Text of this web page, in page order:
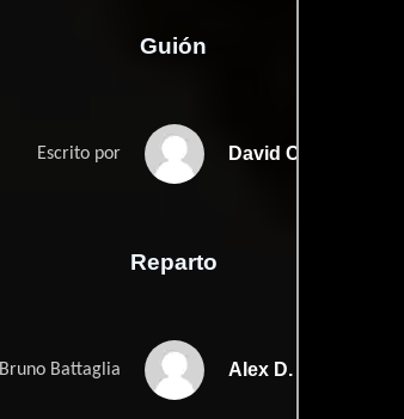
Guión
Escrito por David Ciminellos
Reparto
Bruno Battaglia Alex D. Linz